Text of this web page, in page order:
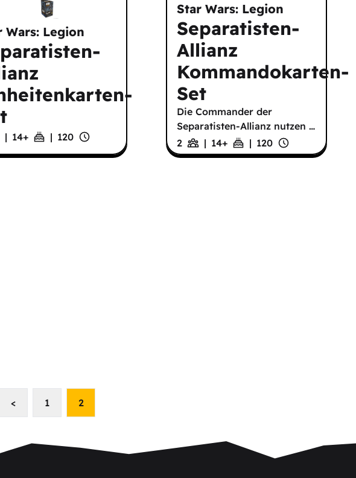
Wars: Legion
| 14+ | 120
Star Wars: Legion
Separatisten-
Allianz
Kommandokarten-
Set
Die Commander der
Separatisten-Allianz nutzen…
2
| 14+ | 120
< 1 2